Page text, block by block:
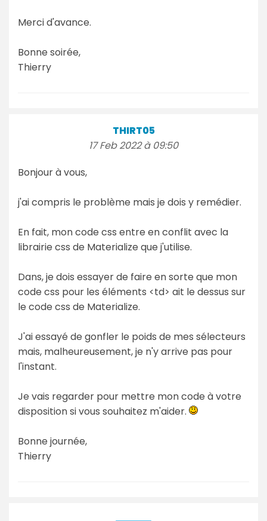
Merci d'avance.
Bonne soirée,
Thierry
THIRT05
17 Feb 2022 à 09:50
Bonjour à vous,
j'ai compris le problème mais je dois y remédier.
En fait, mon code css entre en conflit avec la
librairie css de Materialize que j'utilise.
Dans, je dois essayer de faire en sorte que mon
code css pour les éléments <td> ait le dessus sur
le code css de Materialize.
J'ai essayé de gonfler le poids de mes sélecteurs
mais, malheureusement, je n'y arrive pas pour
l'instant.
Je vais regarder pour mettre mon code à votre
disposition si vous souhaitez m'aider.
Bonne journée,
Thierry